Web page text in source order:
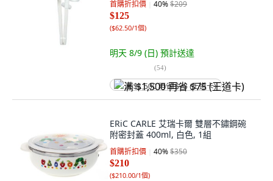
首購折扣價 40%$209
$125
($62.50/1個)
明天 8/9 (日) 預計送達
(54)
满 $1,500 再省 $75 (王道卡)
ERiC CARLE 艾瑞卡爾 雙層不鏽鋼碗
附密封蓋 400ml, 白色, 1組
首購折扣價 40%$350
$210
($210.00/1個)